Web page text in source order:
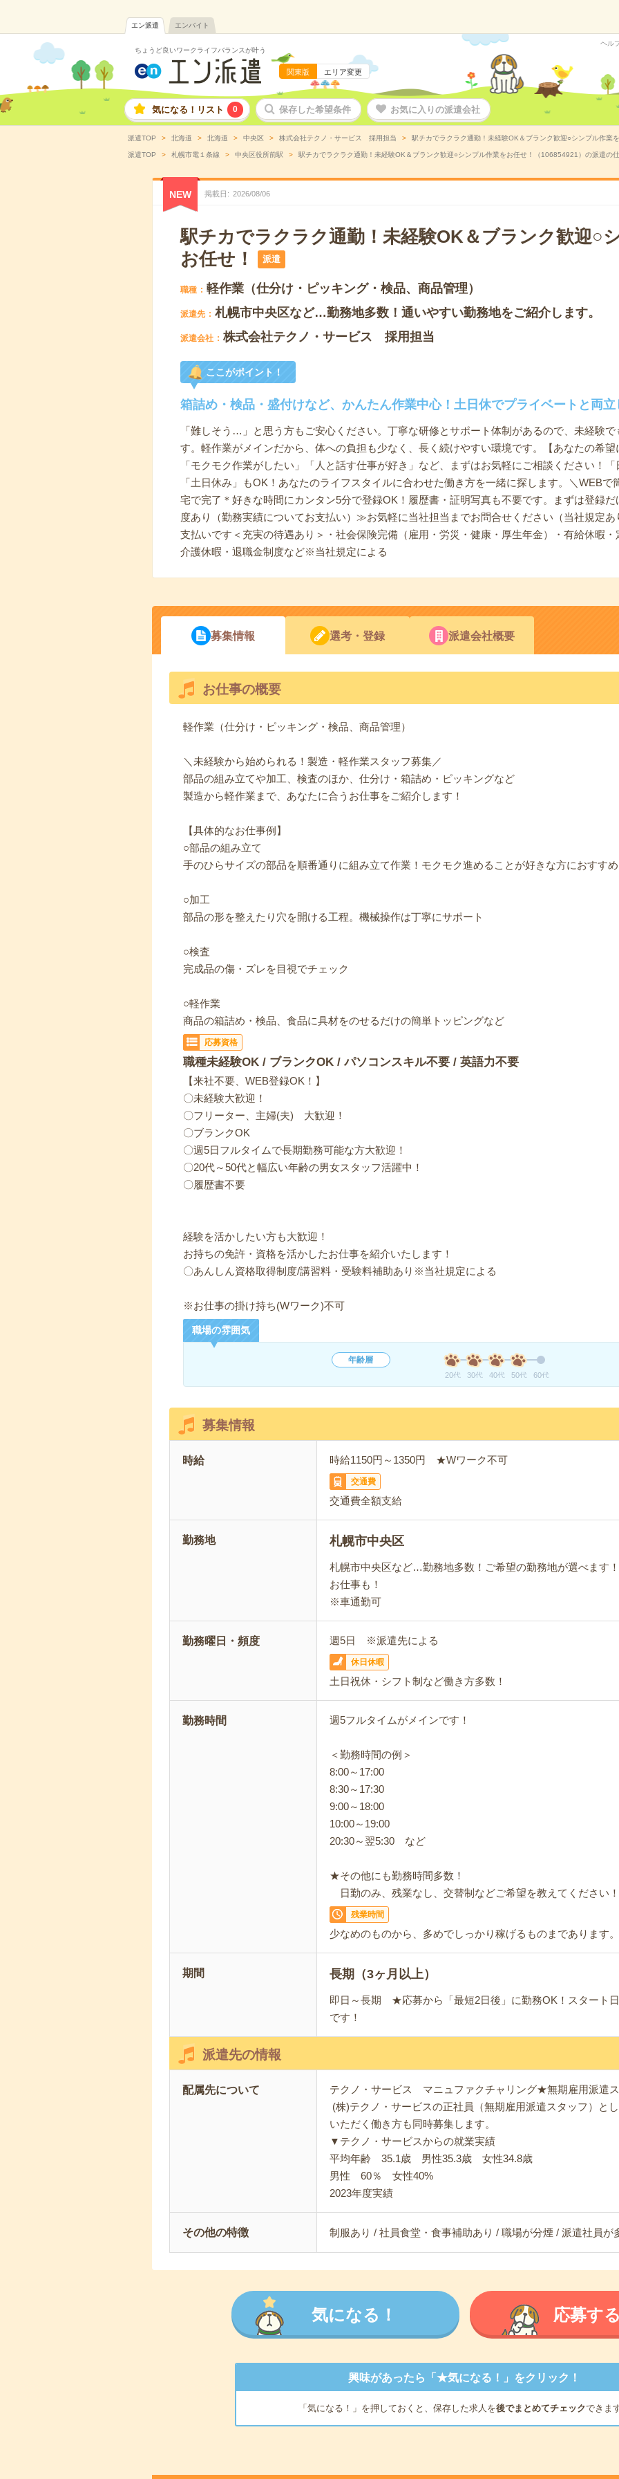
エン派遣 エンバイト
ちょうど良いワークライフバランスが叶う
関東版 エリア変更
ヘル
気になる！リスト 0 保存した希望条件 お気に入りの派遣会社
派遣TOP 北海道 北海道 中央区 株式会社テクノ・サービス 採用担当 駅チカでラクラク通勤！未経験OK＆ブランク歓迎○シンプル作業
派遣TOP 札幌市電１条線 中央区役所前駅 駅チカでラクラク通勤！未経験OK＆ブランク歓迎○シンプル作業をお任せ！（106854921）の派遣の
NEW 掲載日 2026/08/06
駅チカでラクラク通勤！未経験OK＆ブランク歓迎○
お任せ！
派遣
職種 軽作業（仕分け・ピッキング・検品、商品管理）
派遣先 札幌市中央区など…勤務地多数！通いやすい勤務地をご紹介します。
派遣会社 株式会社テクノ・サービス 採用担当
ここがポイント！
箱詰め・検品・盛付けなど、かんたん作業中心！土日休でプライベートと両
「難しそう…」と思う方もご安心ください。丁寧な研修とサポート体制があるので、未経験
す。軽作業がメインだから、体への負担も少なく、長く続けやすい環境です。【あなたの希
「モクモク作業がしたい」「人と話す仕事が好き」など、まずはお気軽にご相談ください！
「土日休み」もOK！あなたのライフスタイルに合わせた働き方を一緒に探します。＼WEBで
宅で完了＊好きな時間にカンタン5分で登録OK！履歴書・証明写真も不要です。まずは登録
度あり（勤務実績についてお支払い）≫お気軽に当社担当までお問合せください（当社規定
支払いです＜充実の待遇あり＞・社会保険完備（雇用・労災・健康・厚生年金）・有給休暇
介護休暇・退職金制度など※当社規定による
募集情報 選考・登録 派遣会社概要
お仕事の概要
軽作業（仕分け・ピッキング・検品、商品管理）
＼未経験から始められる！製造・軽作業スタッフ募集／
部品の組み立てや加工、検査のほか、仕分け・箱詰め・ピッキングなど
製造から軽作業まで、あなたに合うお仕事をご紹介します！
【具体的なお仕事例】
○部品の組み立て
手のひらサイズの部品を順番通りに組み立て作業！モクモク進めることが好きな方におすす
○加工
部品の形を整えたり穴を開ける工程。機械操作は丁寧にサポート
○検査
完成品の傷・ズレを目視でチェック
○軽作業
商品の箱詰め・検品、食品に具材をのせるだけの簡単トッピングなど
応募資格
職種未経験OK / ブランクOK / パソコンスキル不要 / 英語力不要
【来社不要、WEB登録OK！】
〇未経験大歓迎！
〇フリーター、主婦(夫) 大歓迎！
〇ブランクOK
〇週5日フルタイムで長期勤務可能な方大歓迎！
〇20代～50代と幅広い年齢の男女スタッフ活躍中！
〇履歴書不要
経験を活かしたい方も大歓迎！
お持ちの免許・資格を活かしたお仕事を紹介いたします！
〇あんしん資格取得制度/講習料・受験料補助あり※当社規定による
※お仕事の掛け持ち(Wワーク)不可
職場の雰囲気
年齢層
20代 30代 40代 50代 60代
募集情報
時給 時給1150円～1350円 ★Wワーク不可
交通費
交通費全額支給
勤務地 札幌市中央区
札幌市中央区など…勤務地多数！ご希望の勤務地が選べま
お仕事も！
※車通勤可
勤務曜日・頻度 週5日 ※派遣先による
休日休暇
土日祝休・シフト制など働き方多数！
勤務時間 週5フルタイムがメインです！
＜勤務時間の例＞
8:00～17:00
8:30～17:30
9:00～18:00
10:00～19:00
20:30～翌5:30 など
★その他にも勤務時間多数！
日勤のみ、残業なし、交替制などご希望を教えてください！
残業時間
少なめのものから、多めでしっかり稼げるものまであります。
期間 長期（3ヶ月以上）
即日～長期 ★応募から「最短2日後」に勤務OK！スタート
です！
派遣先の情報
配属先について
テクノ・サービス マニュファクチャリング★無期雇用派遣
(株)テクノ・サービスの正社員（無期雇用派遣スタッフ）と
いただく働き方も同時募集します。
▼テクノ・サービスからの就業実績
平均年齢 35.1歳 男性35.3歳 女性34.8歳
男性 60％ 女性40%
2023年度実績
その他の特徴 制服あり / 社員食堂・食事補助あり / 職場が分煙 / 派遣社員が
気になる！ 応募す
興味があったら「★気になる！」をクリック！
「気になる！」を押しておくと、保存した求人を後でまとめてチェックできま